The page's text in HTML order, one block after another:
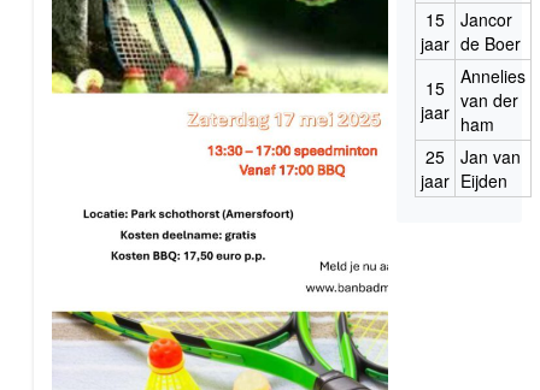
15
jaar
Jancor
de Boer
15
jaar
Annelies
van der
ham
25
jaar
Jan van
Eijden